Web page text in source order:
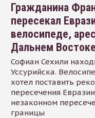
Гражданина
пересекал
велосипеде,
Дальнем Востоке
Софиан Сехили
Уссурийска.
хотел поставить
пересечения
незаконном
границы